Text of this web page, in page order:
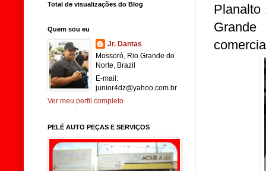
Planalto
Total de visualizações do Blog
Quem sou eu
Jr. Dantas
Mossoró, Rio Grande do
Norte, Brazil
E-mail:
junior4dz@yahoo.com.br
Ver meu perfil completo
PELÉ AUTO PEÇAS E SERVIÇOS